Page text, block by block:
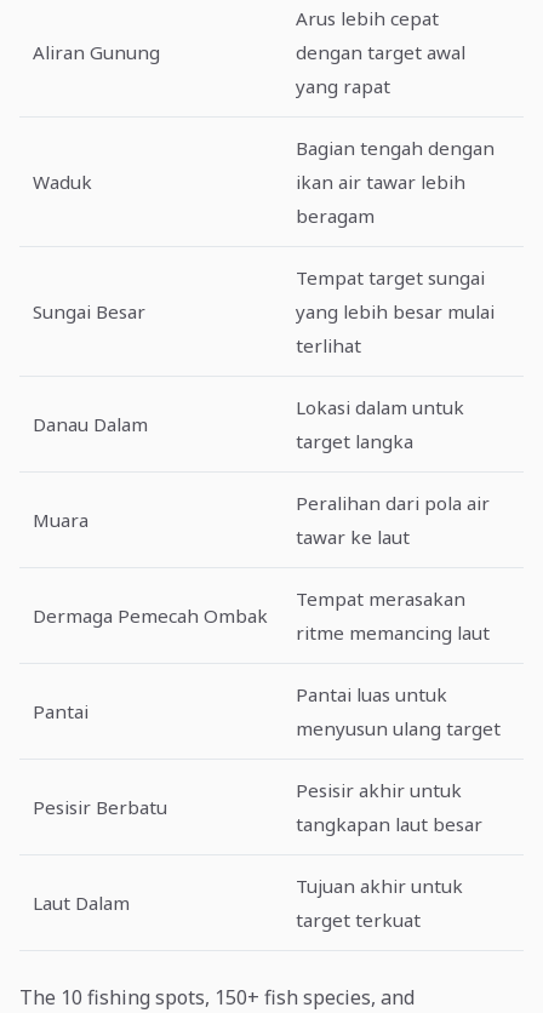
Aliran Gunung
Arus lebih cepat
dengan target awal
yang rapat
Waduk
Bagian tengah dengan
ikan air tawar lebih
beragam
Sungai Besar
Tempat target sungai
yang lebih besar mulai
terlihat
Danau Dalam
Lokasi dalam untuk
target langka
Muara
Peralihan dari pola air
tawar ke laut
Dermaga Pemecah Ombak
Tempat merasakan
ritme memancing laut
Pantai
Pantai luas untuk
menyusun ulang target
Pesisir Berbatu
Pesisir akhir untuk
tangkapan laut besar
Laut Dalam
Tujuan akhir untuk
target terkuat
The 10 fishing spots, 150+ fish species, and